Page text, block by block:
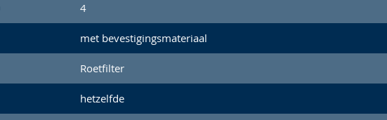
4
met bevestigingsmateriaal
Roetfilter
hetzelfde